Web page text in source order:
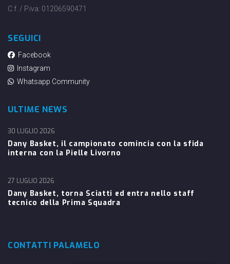
C.f. / P.iva: 01206590471
SEGUICI
Facebook
Instagram
Whatsapp Community
ULTIME NEWS
Dany Basket, il campionato comincia con la sfida
interna con la Pielle Livorno
30 LUGLIO 2026
Dany Basket, torna Sciatti ed entra nello staff
tecnico della Prima Squadra
27 LUGLIO 2026
CONTATTI PALAMELO